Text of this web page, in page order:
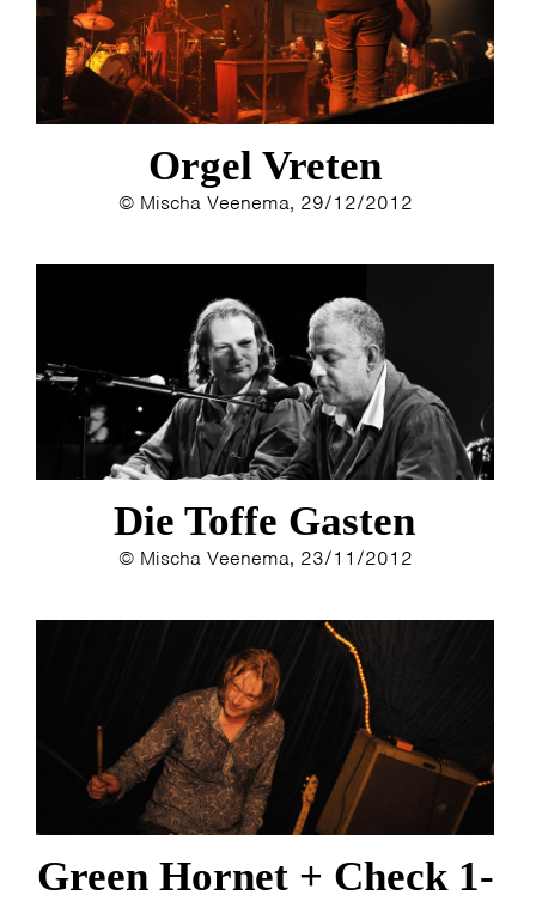
Orgel Vreten
© Mischa Veenema, 29/12/2012
Die Toffe Gasten
© Mischa Veenema, 23/11/2012
Green Hornet + Check 1-